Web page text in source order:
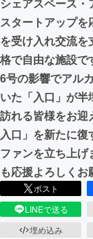
まち
シェアスペース
スタートアップを
を受け入れ交流を
格で自由な施設で
6号の影響でアル
いた「入口」が
訪れる皆様をお迎
入口」を新たに復
ファンを立ち上げ
も応援よろしくお
ポスト
LINEで送る
埋め込み